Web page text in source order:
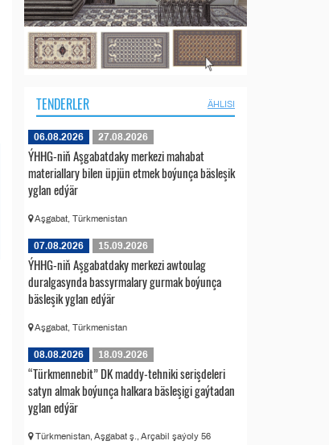
TENDERLER ÄHLISI
06.08.2026 27.08.2026
ÝHHG-niň Aşgabatdaky merkezi mahabat
materiallary bilen üpjün etmek boýunça bäsleşik
yglan edýär
Aşgabat, Türkmenistan
07.08.2026 15.09.2026
ÝHHG-niň Aşgabatdaky merkezi awtoulag
duralgasynda bassyrmalary gurmak boýunça
bäsleşik yglan edýär
Aşgabat, Türkmenistan
08.08.2026 18.09.2026
“Türkmennebit” DK maddy-tehniki serişdeleri
satyn almak boýunça halkara bäsleşigi gaýtadan
yglan edýär
Türkmenistan, Aşgabat ş., Arçabil şaýoly 56